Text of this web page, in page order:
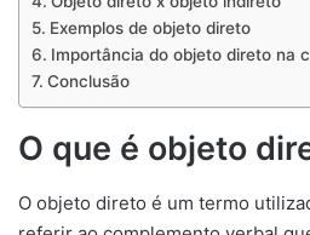
Exemplos de objeto direto
Importância do objeto direto na
Conclusão
O que é objeto
O objeto direto é um termo